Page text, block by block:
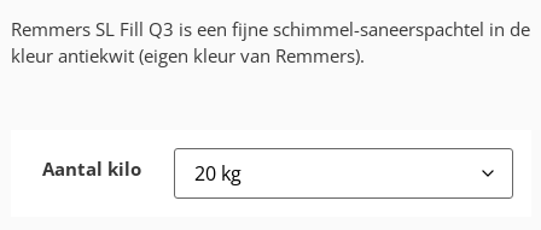
Remmers SL Fill Q3 is een fijne schimmel-saneerspachtel in de
kleur antiekwit (eigen kleur van Remmers).
Aantal kilo